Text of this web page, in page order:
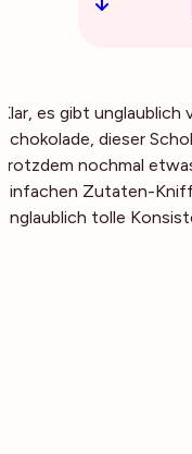
Klar, es gibt
Schokolade, dieser
trotzdem nochmal
einfachen Zutaten-
unglaublich tolle